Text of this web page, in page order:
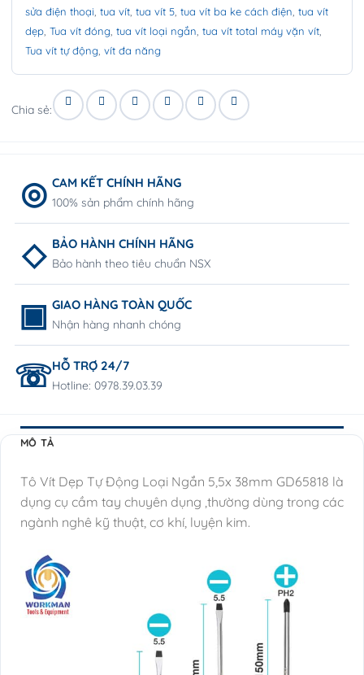
sửa điện thoại tua vít tua vít 5 tua vít ba ke cách điện tua vít
dẹp Tua vít đóng tua vít loại ngắn tua vít total máy vặn vít
Tua vít tự động vít đa năng
Chia sẻ:
CAM KẾT CHÍNH HÃNG
100% sản phẩm chính hãng
BẢO HÀNH CHÍNH HÃNG
Bảo hành theo tiêu chuẩn NSX
GIAO HÀNG TOÀN QUỐC
Nhận hàng nhanh chóng
HỖ TRỢ 24/7
Hotline: 0978.39.03.39
MÔ TẢ
Tô Vít Dẹp Tự Động Loại Ngắn 5,5x 38mm GD65818 là
dụng cụ cầm tay chuyên dụng ,thường dùng trong các
ngành nghê kỹ thuật, cơ khí, luyện kim.